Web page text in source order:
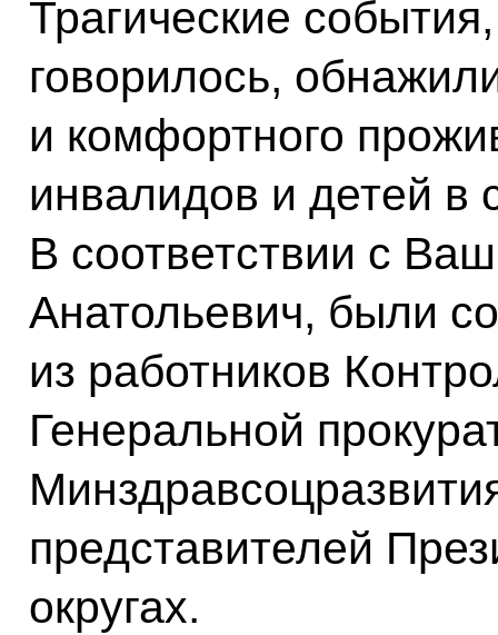
Трагические
говорилось,
и комфортного
инвалидов и детей в
В соответствии с
Анатольевич, были
из работников
Генеральной
представителей
округах.